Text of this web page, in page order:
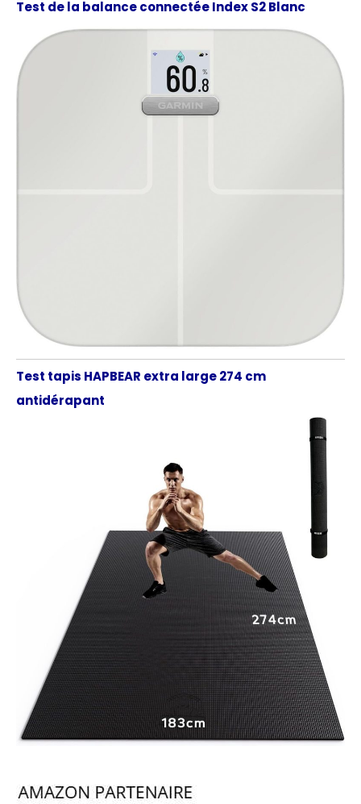
Test de la balance connectée Index S2 Blanc
Test tapis HAPBEAR extra large 274 cm
antidérapant